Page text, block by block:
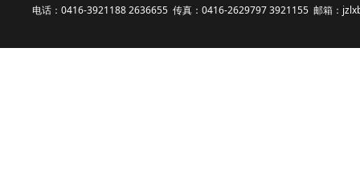
电话：0416-3921188 2636655 传真：0416-2629797 3921155 邮箱：